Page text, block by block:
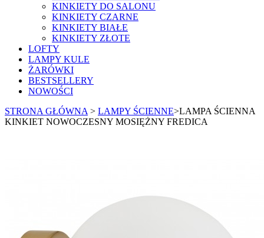
KINKIETY DO SALONU
KINKIETY CZARNE
KINKIETY BIAŁE
KINKIETY ZŁOTE
LOFTY
LAMPY KULE
ŻARÓWKI
BESTSELLERY
NOWOŚCI
STRONA GŁÓWNA > LAMPY ŚCIENNE>LAMPA ŚCIENNA
KINKIET NOWOCZESNY MOSIĘŻNY FREDICA